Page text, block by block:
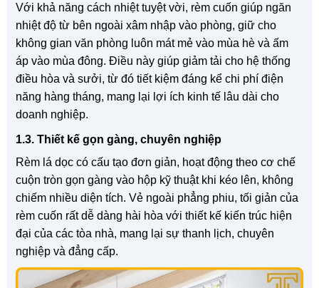
Với khả năng cách nhiệt tuyệt vời, rèm cuốn giúp ngăn
nhiệt độ từ bên ngoài xâm nhập vào phòng, giữ cho
không gian văn phòng luôn mát mẻ vào mùa hè và ấm
áp vào mùa đông. Điều này giúp giảm tải cho hệ thống
điều hòa và sưởi, từ đó tiết kiệm đáng kể chi phí điện
năng hàng tháng, mang lại lợi ích kinh tế lâu dài cho
doanh nghiệp.
1.3. Thiết kế gọn gàng, chuyên nghiệp
Rèm lá dọc có cấu tạo đơn giản, hoạt động theo cơ chế
cuộn tròn gọn gàng vào hộp kỹ thuật khi kéo lên, không
chiếm nhiều diện tích. Vẻ ngoài phẳng phiu, tối giản của
rèm cuốn rất dễ dàng hài hòa với thiết kế kiến trúc hiện
đại của các tòa nhà, mang lại sự thanh lịch, chuyên
nghiệp và đẳng cấp.